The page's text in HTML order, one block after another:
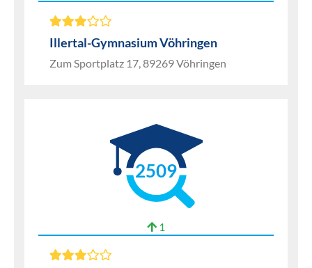
Illertal-Gymnasium Vöhringen
Zum Sportplatz 17, 89269 Vöhringen
2509
1